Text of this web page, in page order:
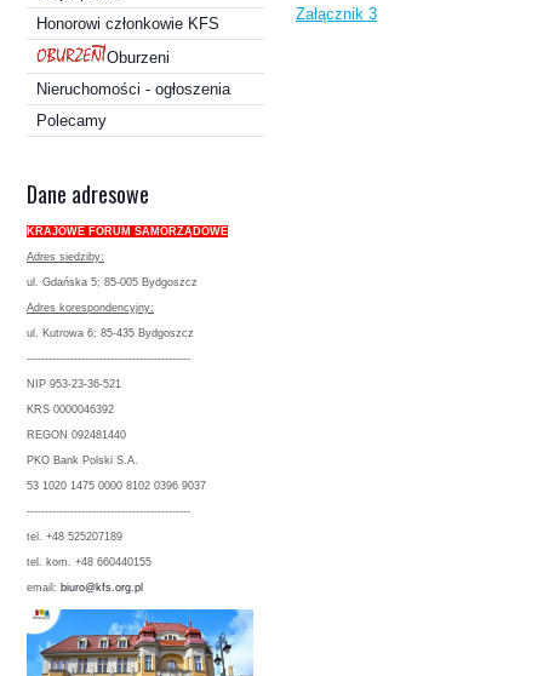
Honorowi członkowie KFS
Oburzeni
Nieruchomości - ogłoszenia
Polecamy
Dane adresowe
KRAJOWE FORUM SAMORZĄDOWE
Adres siedziby:
ul. Gdańska 5; 85-005 Bydgoszcz
Adres korespondencyjny:
ul. Kutrowa 6; 85-435 Bydgoszcz
---------------------------------------------
NIP 953-23-36-521
KRS 0000046392
REGON 092481440
PKO Bank Polski S.A.
53 1020 1475 0000 8102 0396 9037
---------------------------------------------
tel. +48 525207189
tel. kom. +48 660440155
email: biuro@kfs.org.pl
Załącznik 3